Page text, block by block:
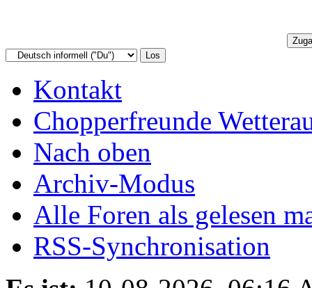
Kontakt
Chopperfreunde
Nach oben
Archiv-Modus
Alle Foren als gelesen
RSS-Synchronisation